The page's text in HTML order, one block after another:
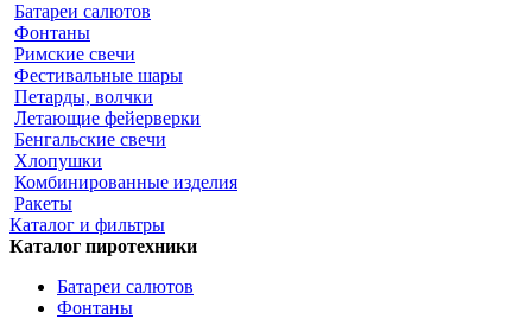
Батареи салютов
Фонтаны
Римские свечи
Фестивальные шары
Петарды, волчки
Летающие фейерверки
Бенгальские свечи
Хлопушки
Комбинированные изделия
Ракеты
Каталог и фильтры
Каталог пиротехники
Батареи салютов
Фонтаны